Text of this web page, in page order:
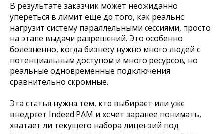
В результате заказчик может неожиданно
упереться в лимит ещё до того, как реально
нагрузит систему параллельными сессиями, просто
на этапе выдачи разрешений. Это особенно
болезненно, когда бизнесу нужно много людей с
потенциальным доступом и много ресурсов, но
реальные одновременные подключения
сравнительно скромные.
Эта статья нужна тем, кто выбирает или уже
внедряет Indeed PAM и хочет заранее понимать,
хватает ли текущего набора лицензий под